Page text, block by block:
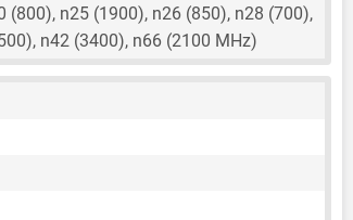
(800), n25 (1900), n26 (850), n28 (700),
n42 (3400), n66 (2100 MHz)